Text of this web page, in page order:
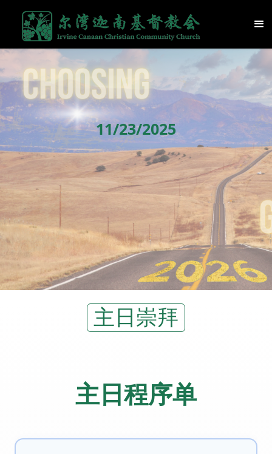
11/23/2025
主日崇拜
主日程序单